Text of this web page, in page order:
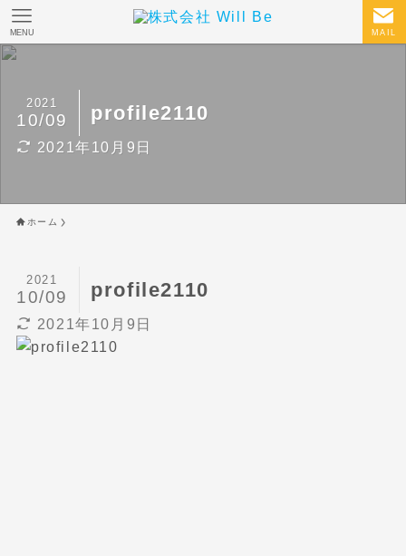
MAIL
MENU
profile2110
2021
10/09
2021年10月9日
ホーム
profile2110
2021
10/09
2021年10月9日